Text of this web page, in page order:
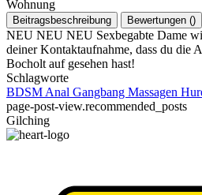
Wohnung
Beitragsbeschreibung Bewertungen ()
NEU NEU NEU Sexbegabte Dame
deiner Kontaktaufnahme, dass du die
Bocholt auf gesehen hast!
Schlagworte
BDSM Anal Gangbang Massagen
page-post-view.recommended_posts
Gilching